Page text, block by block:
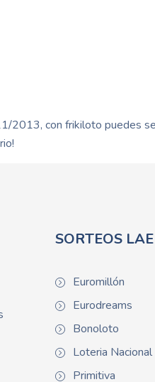
2013, con frikiloto puedes
SORTEOS LAE
Euromillón
Eurodreams
Bonoloto
Loteria Nacional
Primitiva